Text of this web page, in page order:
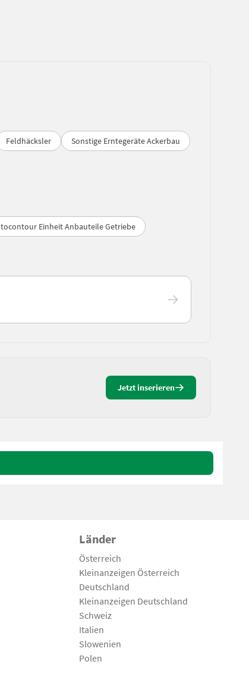
Feldhäcksler Sonstige Erntegeräte Ackerbau
Einheit Anbauteile Getriebe
Jetzt inserieren
Länder
Österreich
Kleinanzeigen Österreich
Deutschland
Kleinanzeigen Deutschland
Schweiz
Italien
Slowenien
Polen